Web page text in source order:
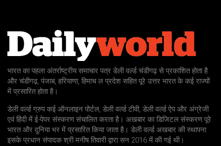
भारत का पहला अंतर्राष्ट्रीय समाचार पत्र डेली वर्ल्ड चंडीगढ़ से प्रकाशित होता है
और चंडीगढ़, पंजाब, हरियाणा, हिमाच ल प्रदेश सहित पूरे उत्तर भारत के कई राज्यों
में प्रसारित होता है।
डेली वर्ल्ड ग्रुप कई ऑनलाइन पोर्टल, डेली वर्ल्ड टीवी, डेली वर्ल्ड ऐप और अंग्रेजी
एवं हिंदी में ई-पेपर संस्करण संचालित करता है। अखबार का डिजिटल संस्करण पूरे
भारत और दुनिया भर में प्रसारित किया जाता है। डेली वर्ल्ड अखबार की स्थापना
इसके प्रधान संपादक श्री मनीष तिवारी द्वारा सन 2016 में की गई थी।